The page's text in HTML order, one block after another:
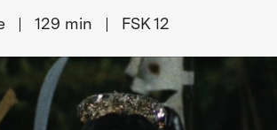
129 min FSK 12